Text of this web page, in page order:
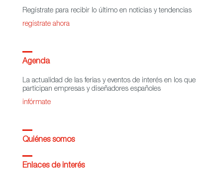
Regístrate para recibir lo último en noticias y tendencias
regístrate ahora
Agenda
La actualidad de las ferias y eventos de interés en los que
participan empresas y diseñadores españoles
infórmate
Quiénes somos
Enlaces de interés